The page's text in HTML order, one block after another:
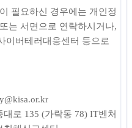
필요하신 경우에는 개인정
는 서면으로 연락하시거나,
이버테러대응센터 등으로
로 135 (가락동 78) IT벤처